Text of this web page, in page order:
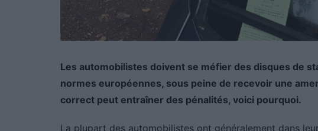
Les automobilistes doivent se méfier des disques de
normes européennes, sous peine de recevoir une
correct peut entraîner des pénalités, voici pourquoi.
La plupart des automobilistes ont généralement dans